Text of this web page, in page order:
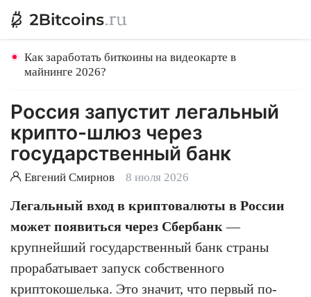
Как заработать биткоины на видеокарте в
майнинге 2026?
Россия запустит легальный
крипто-шлюз через
государственный банк
Евгений Смирнов 8 июля 2026
Легальный вход в криптовалюты в России
может появиться через Сбербанк —
крупнейший государственный банк страны
прорабатывает запуск собственного
криптокошелька. Это значит, что первый по-